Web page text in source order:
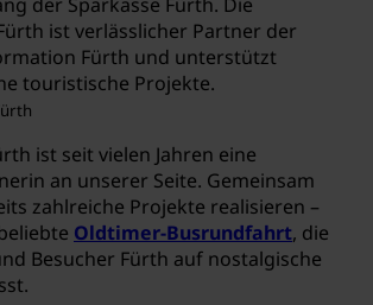
ist verlässlicher Partner der
Fürth und unterstützt
touristische Projekte.
ist seit vielen Jahren eine
an unserer Seite. Gemeinsam
zahlreiche Projekte realisieren –
Oldtimer-Busrundfahrt, die
Besucher Fürth auf nostalgische